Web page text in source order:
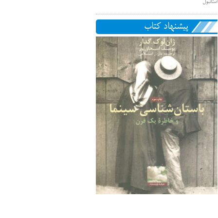
استانبول
پیشنهاد کتاب